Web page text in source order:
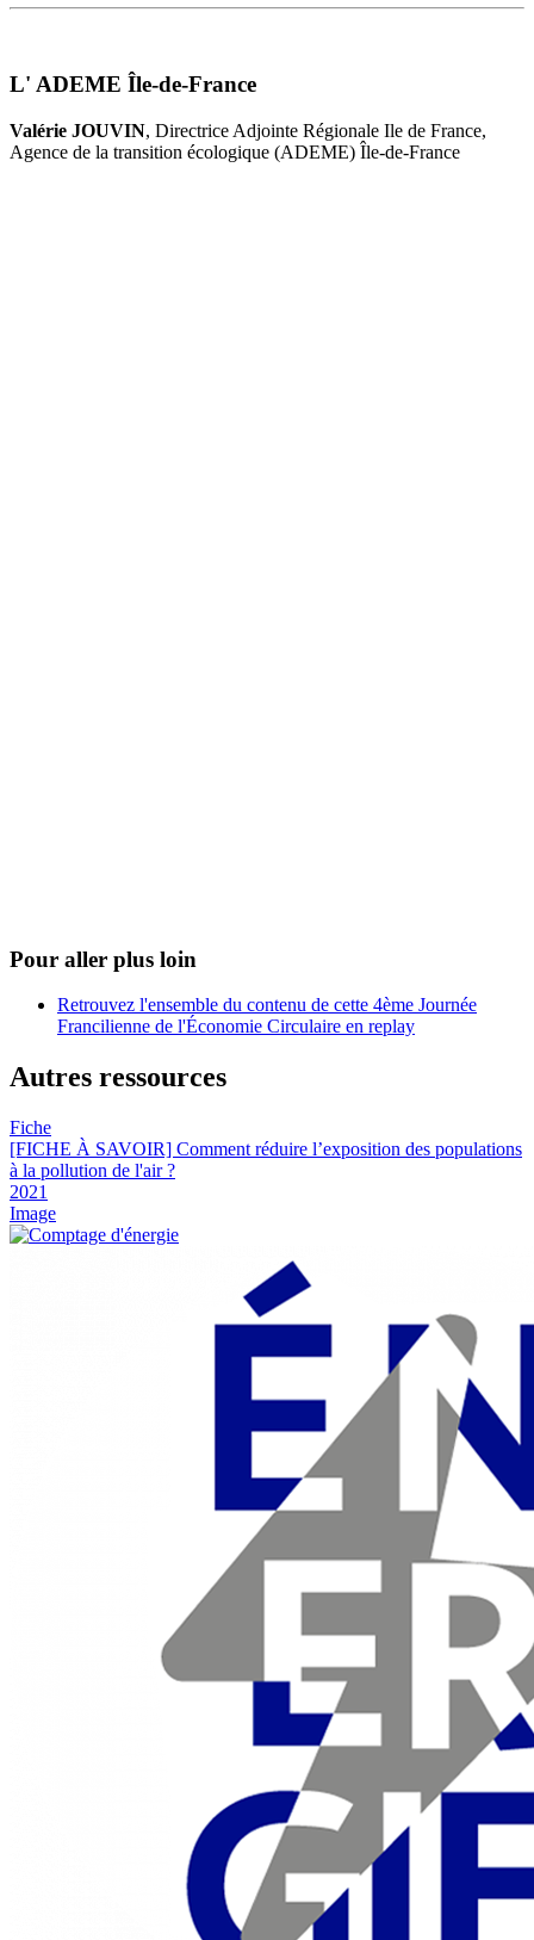
L' ADEME Île-de-France
Valérie JOUVIN, Directrice Adjointe Régionale Ile de France,
Agence de la transition écologique (ADEME) Île-de-France
Pour aller plus loin
Retrouvez l'ensemble du contenu de cette 4ème Journée
Francilienne de l'Économie Circulaire en replay
Autres ressources
Fiche
[FICHE À SAVOIR] Comment réduire l’exposition des populations
à la pollution de l'air ?
2021
Image